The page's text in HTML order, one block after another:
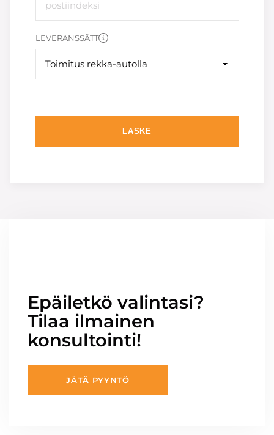
LEVERANSSÄTT
Toimitus rekka-autolla
LASKE
Epäiletkö valintasi?
Tilaa ilmainen
konsultointi!
JÄTÄ PYYNTÖ